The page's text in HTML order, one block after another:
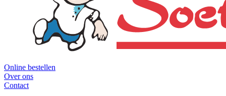
Online bestellen
Over ons
Contact